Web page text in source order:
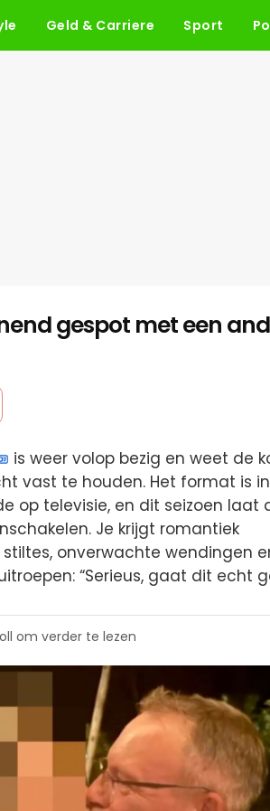
Geld & Carriere Sport
gespot met een
is weer volop bezig en weet de
vast te houden. Het format is
op televisie, en dit seizoen laat
Je krijgt romantiek
onverwachte wendingen
“Serieus, gaat dit echt
om verder te lezen